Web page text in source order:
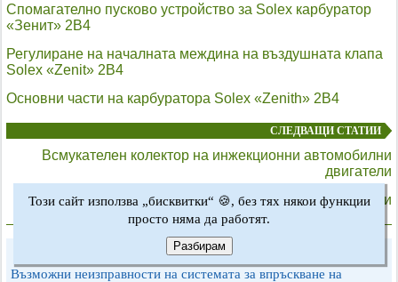
Спомагателно пусково устройство за Solex карбуратор
«Зенит» 2B4
Регулиране на началната междина на въздушната клапа
Solex «Zenit» 2B4
Основни части на карбуратора Solex «Zenith» 2B4
СЛЕДВАЩИ СТАТИИ
Всмукателен колектор на инжекционни автомобилни
двигатели
Въздушен филтър за инжекционни автомобили
Подобни статии за други видове автомобили BMW:
Възможни неизправности на системата за впръскване на
Този сайт използва „бисквитки“ 🍪, без тях някои функции
просто няма да работят.
Разбирам